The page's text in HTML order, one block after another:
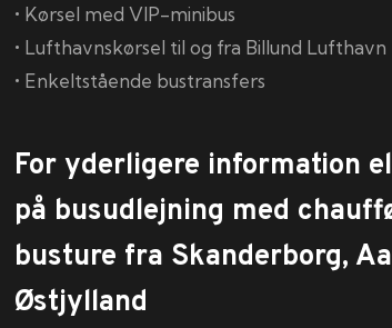
• Kørsel med VIP-minibus
• Lufthavnskørsel til og fra Billund Lufthavn
• Enkeltstående bustransfers
For yderligere information
på busudlejning med
busture fra Skanderborg,
Østjylland